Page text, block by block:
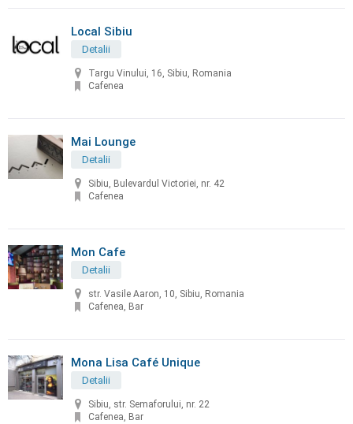
Local Sibiu
Detalii
Targu Vinului, 16, Sibiu, Romania
Cafenea
Mai Lounge
Detalii
Sibiu, Bulevardul Victoriei, nr. 42
Cafenea
Mon Cafe
Detalii
str. Vasile Aaron, 10, Sibiu, Romania
Cafenea, Bar
Mona Lisa Café Unique
Detalii
Sibiu, str. Semaforului, nr. 22
Cafenea, Bar